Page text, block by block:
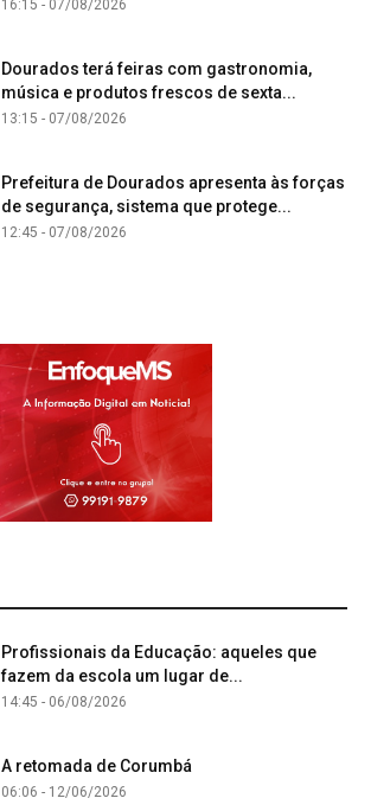
16:15 - 07/08/2026
Dourados terá feiras com gastronomia,
música e produtos frescos de sexta...
13:15 - 07/08/2026
Prefeitura de Dourados apresenta às forças
de segurança, sistema que protege...
12:45 - 07/08/2026
Profissionais da Educação: aqueles que
fazem da escola um lugar de...
14:45 - 06/08/2026
A retomada de Corumbá
06:06 - 12/06/2026